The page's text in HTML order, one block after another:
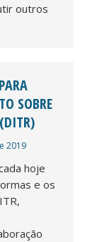
outros
SOBRE
2019
hoje
e os